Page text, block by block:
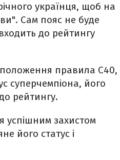
українця, щоб на
Сам пояс не буде
до рейтингу
правила C40,
суперчемпіона, його
рейтингу.
успішним захистом
його статус і